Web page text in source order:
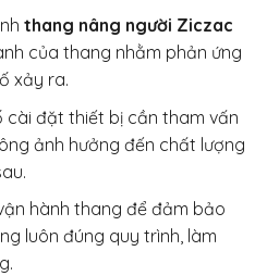
thang nâng người Ziczac
của thang nhằm phản ứng
xảy ra.
cài đặt thiết bị cần tham vấn
ảnh hưởng đến chất lượng
hành thang để đảm bảo
luôn đúng quy trình, làm